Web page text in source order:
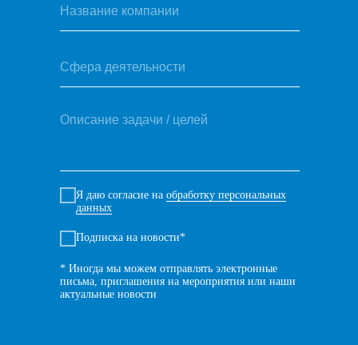
Я даю согласие на обработку персональных
данных
Подписка на новости*
* Иногда мы можем отправлять электронные
письма, приглашения на мероприятия или наши
актуальные новости